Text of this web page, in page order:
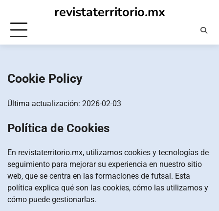
content
revistaterritorio.mx
Cookie Policy
Última actualización: 2026-02-03
Política de Cookies
En revistaterritorio.mx, utilizamos cookies y tecnologías de
seguimiento para mejorar su experiencia en nuestro sitio
web, que se centra en las formaciones de futsal. Esta
política explica qué son las cookies, cómo las utilizamos y
cómo puede gestionarlas.